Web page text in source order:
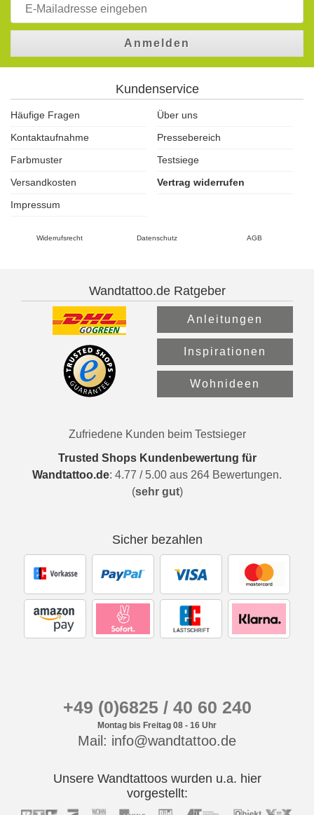
Anmelden
Kundenservice
Häufige Fragen
Über uns
Kontaktaufnahme
Pressebereich
Farbmuster
Testsiege
Versandkosten
Vertrag widerrufen
Impressum
Widerrufsrecht Datenschutz AGB
Wandtattoo.de Ratgeber
Anleitungen
Inspirationen
Wohnideen
Zufriedene Kunden beim Testsieger
Trusted Shops Kundenbewertung für
Wandtattoo.de: 4.77 / 5.00 aus 264 Bewertungen.
(sehr gut)
Sicher bezahlen
+49 (0)6825 / 40 60 240
Montag bis Freitag 08 - 16 Uhr
Mail: info@wandtattoo.de
Unsere Wandtattoos wurden u.a. hier
vorgestellt: